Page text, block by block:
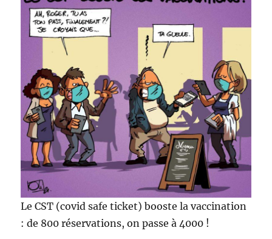
Le CST (covid safe ticket) booste la vaccination
: de 800 réservations, on passe à 4000 !